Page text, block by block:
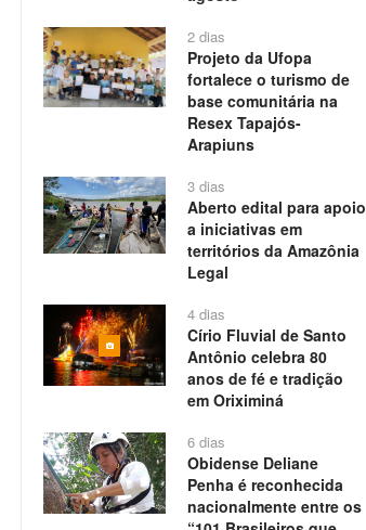
2 dias
Projeto da Ufopa
fortalece o turismo de
base comunitária na
Resex Tapajós-
Arapiuns
3 dias
Aberto edital para apoio
a iniciativas em
territórios da Amazônia
Legal
4 dias
Círio Fluvial de Santo
Antônio celebra 80
anos de fé e tradição
em Oriximiná
6 dias
Obidense Deliane
Penha é reconhecida
nacionalmente entre os